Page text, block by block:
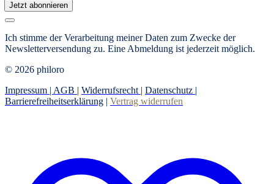
Jetzt abonnieren
Ich stimme der Verarbeitung meiner Daten zum Zwecke der
Newsletterversendung zu. Eine Abmeldung ist jederzeit möglich.
© 2026 philoro
Impressum | AGB | Widerrufsrecht | Datenschutz |
Barrierefreiheitserklärung | Vertrag widerrufen